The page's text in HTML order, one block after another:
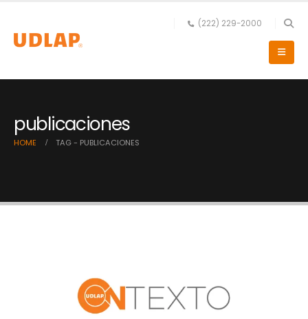
(222) 229-2000
publicaciones
HOME TAG - PUBLICACIONES